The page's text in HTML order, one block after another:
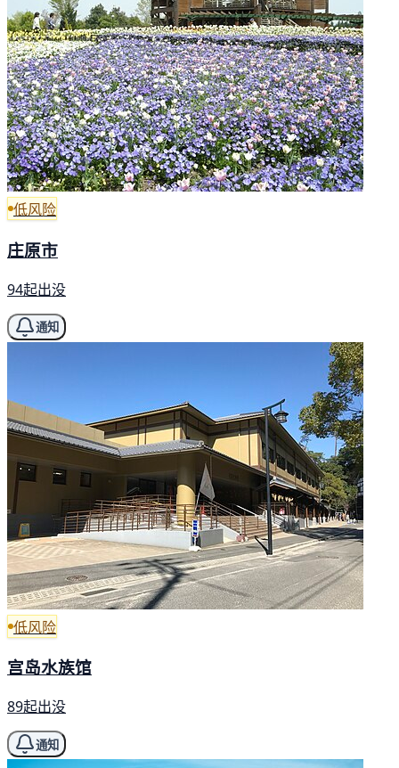
低风险
庄原市
94起出没
通知
低风险
宫岛水族馆
89起出没
通知